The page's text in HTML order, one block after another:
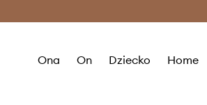
Ona On Dziecko Home